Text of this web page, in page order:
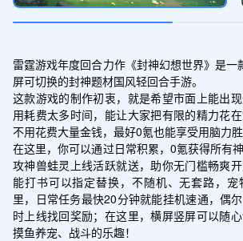
雷霆游戏年度回合力作《封神幻想世界》是
屏可切换的封神题材国风轻回合手游。
这款游戏的制作初衷，就是希望市面上能出
用耗费太多时间，能让大家把有限的精力花在
不用花费大量金钱，最好0氪也能享受用脑力胜
在这里，你可以通过日常积累，0氪获得所有
攻神兽蛙灵上线活跃就送，助你无门槛畅爽
能打书可以指定替换，不随机、无套路，
里，日常任务最快20分钟就能挂机速通，偶
时上线找回奖励；在这里，横屏竖屏可以随
摸鱼养宠、战斗的乐趣！